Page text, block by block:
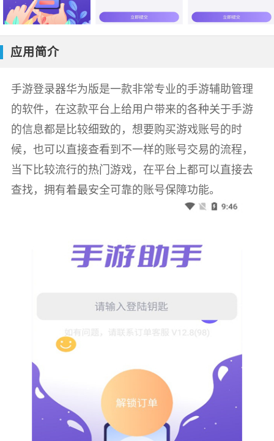
应用简介
手游登录器华为版是一款非常专业的手游辅助管理
的软件，在这款平台上给用户带来的各种关于手游
的信息都是比较细致的，想要购买游戏账号的时
候，也可以直接查看到不一样的账号交易的流程，
当下比较流行的热门游戏，在平台上都可以直接去
查找，拥有着最安全可靠的账号保障功能。